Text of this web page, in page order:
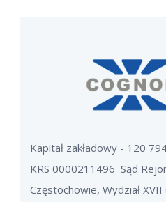
Kapitał zakładowy - 120
KRS 0000211496 Sąd
Częstochowie, Wydział